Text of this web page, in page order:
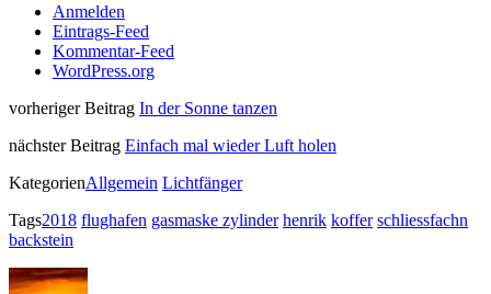
Anmelden
Eintrags-Feed
Kommentar-Feed
WordPress.org
vorheriger Beitrag In der Sonne tanzen
nächster Beitrag Einfach mal wieder Luft holen
KategorienAllgemein Lichtfänger
Tags2018 flughafen gasmaske zylinder henrik koffer schliessfachn
backstein